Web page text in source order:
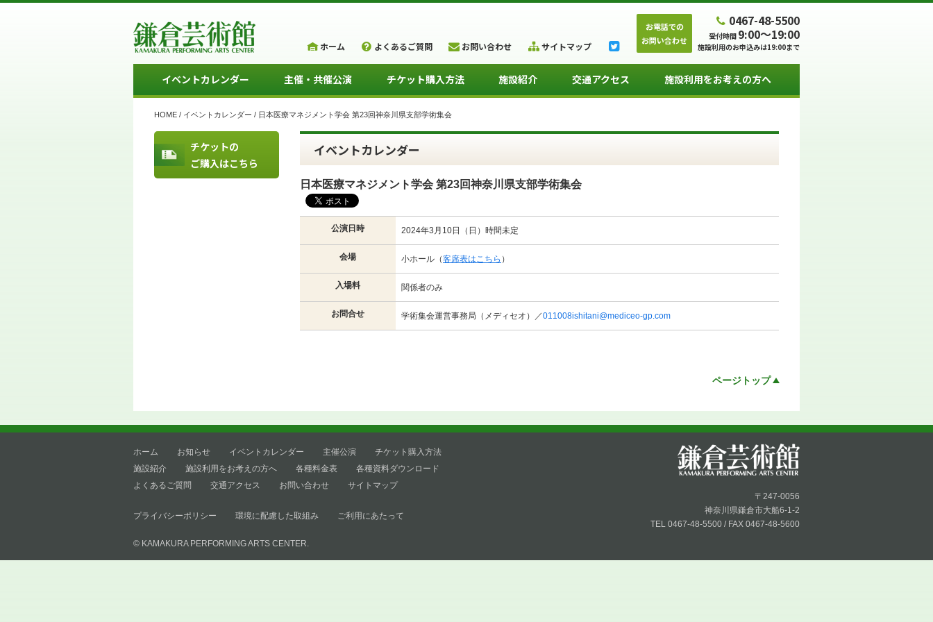
ホーム よくあるご質問 お問い合わせ サイトマップ
お電話での
お問い合わせ
0467-48-5500
受付時間 9:00～19:00
施設利用のお申込みは19:00まで
イベントカレンダー 主催・共催公演 チケット購入方法 施設紹介 交通アクセス 施設利用をお考えの方へ
HOME / イベントカレンダー / 日本医療マネジメント学会 第23回神奈川県支部学術集会
チケットの
ご購入はこちら
イベントカレンダー
日本医療マネジメント学会 第23回神奈川県支部学術集会
公演日時 2024年3月10日（日）時間未定
会場 小ホール（客席表はこちら ）
入場料 関係者のみ
お問合せ 学術集会運営事務局（メディセオ）／011008ishitani@mediceo-gp.com
ページトップ
ホーム お知らせ イベントカレンダー 主催公演
チケット購入方法
施設紹介
施設利用をお考えの方へ 各種料金表
各種資料ダウンロード
よくあるご質問
交通アクセス お問い合わせ サイトマップ
プライバシーポリシー 環境に配慮した取組み ご利用にあたって
© KAMAKURA PERFORMING ARTS CENTER.
〒247-0056
神奈川県鎌倉市大船6-1-2
TEL 0467-48-5500 / FAX 0467-48-5600